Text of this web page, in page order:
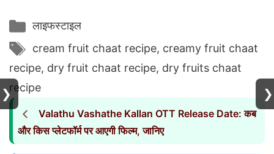
Categories
लाइफस्टाइल
Tags
cream fruit chaat recipe, creamy fruit chaat
recipe, dry fruit chaat recipe, dry fruits chaat
recipe
Valathu Vashathe Kallan OTT Release Date: कब
और किस प्लेटफॉर्म पर आएगी फिल्म, जानिए
❯ ❯